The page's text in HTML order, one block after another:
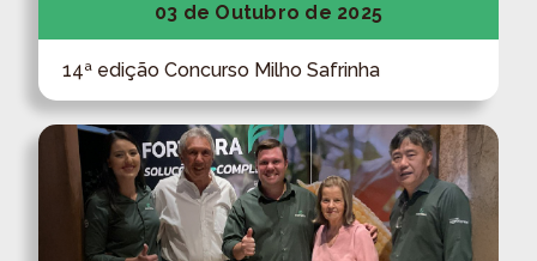
03 de Outubro de 2025
14ª edição Concurso Milho Safrinha